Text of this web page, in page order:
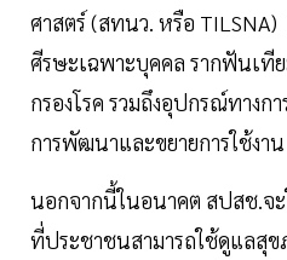
ศาสตร์ (สทนว. หรือ
ศีรษะเฉพาะบุคคล รากฟันเที
กรองโรค รวมถึงอุปกรณ์ทาง
การพัฒนาและขยายการใช้งาน
นอกจากนี้ในอนาคต สปสช.จ
ที่ประชาชนสามารถใช้ดูแลสุข